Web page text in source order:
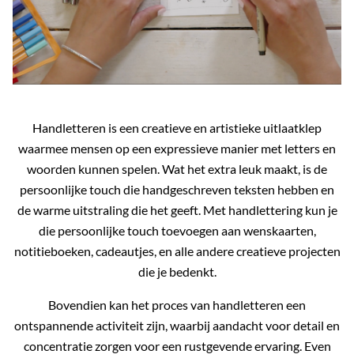
Handletteren is een creatieve en artistieke uitlaatklep
waarmee mensen op een expressieve manier met letters en
woorden kunnen spelen. Wat het extra leuk maakt, is de
persoonlijke touch die handgeschreven teksten hebben en
de warme uitstraling die het geeft. Met handlettering kun je
die persoonlijke touch toevoegen aan wenskaarten,
notitieboeken, cadeautjes, en alle andere creatieve projecten
die je bedenkt.
Bovendien kan het proces van handletteren een
ontspannende activiteit zijn, waarbij aandacht voor detail en
concentratie zorgen voor een rustgevende ervaring. Even